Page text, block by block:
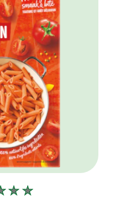
Aucune